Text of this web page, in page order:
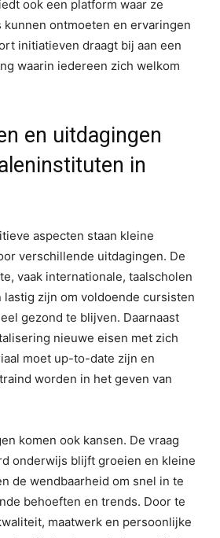
ook een platform waar ze
ontmoeten en ervaringen
initiatieven draagt bij aan een
waarin iedereen zich welkom
en uitdagingen
in
aspecten staan kleine
verschillende uitdagingen. De
vaak internationale, taalscholen
lastig zijn om voldoende cursisten
gezond te blijven. Daarnaast
nieuwe eisen met zich
moet up-to-date zijn en
worden in het geven van
komen ook kansen. De vraag
onderwijs blijft groeien en kleine
de wendbaarheid om snel in te
behoeften en trends. Door te
maatwerk en persoonlijke